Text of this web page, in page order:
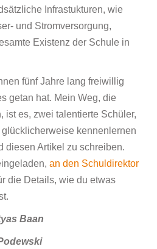
Infrastukturen, wie
und Stromversorgung,
Existenz der Schule in
fünf Jahre lang freiwillig
getan hat. Mein Weg, die
ist es, zwei talentierte Schüler,
kennenlernen
diesen Artikel zu schreiben.
an den Schuldirektor
die Details, wie du etwas
Baan